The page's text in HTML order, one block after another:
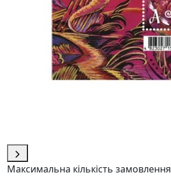
Максимальна кількість